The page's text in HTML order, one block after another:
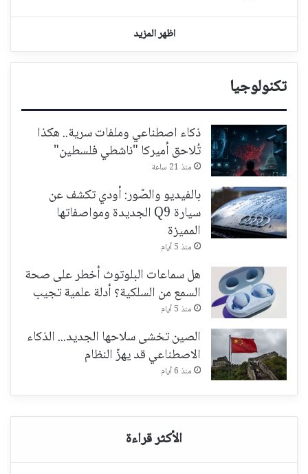
اظهر المزيد
تكنولوجيا
ذكاء اصطناعي وملفات سرية.. هكذا
تُلاحق أميركا "ناشطي فلسطين"
منذ 21 ساعة
بالفيديو والصّور: أودي تكشف عن
سيارة Q9 الجديدة ومواصفاتها
المميزة
منذ 5 أيام
هل سماعات البلوتوث أخطر على صحة
السمع من السلكية؟ أدلة علمية تجيب
منذ 5 أيام
الصين تخشى سلاحها الجديد... الذكاء
الاصطناعي قد يهزّ النظام
منذ 6 أيام